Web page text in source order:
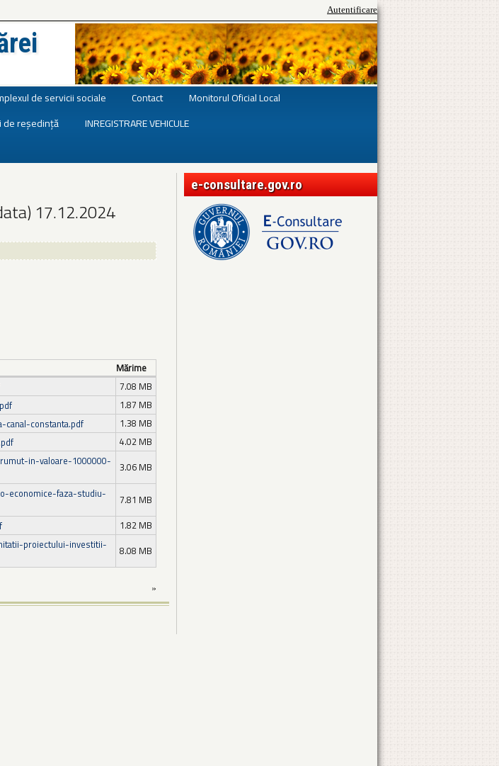
Autentificare
de servicii sociale Contact
Monitorul Oficial Local
de reședință
INREGISTRARE VEHICULE
17.12.2024
Mărime
7.08 MB
1.87 MB
constanta.pdf
1.38 MB
4.02 MB
in-valoare-1000000-
3.06 MB
economice-faza-studiu-
7.81 MB
1.82 MB
proiectului-investitii-
8.08 MB
»
e-consultare.gov.ro